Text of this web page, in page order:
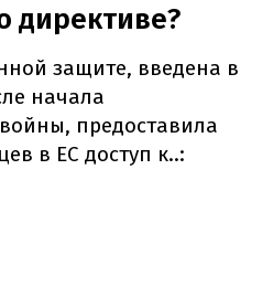
директиве?
защите, введена в
начала
предоставила
в ЕС доступ к..: